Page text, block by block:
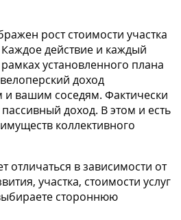
рост стоимости участка
действие и каждый
установленного плана
доход
и вашим соседям. Фактически
доход. В этом и есть
коллективного
отличаться в зависимости от
участка, стоимости услуг
стороннюю